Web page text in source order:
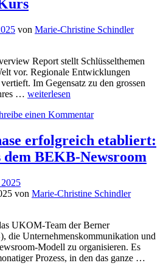
Newsrooms
von Marie-Christine Schindler
Report stellt Schlüsselthemen
vor. Regionale Entwicklungen
Im Gegensatz zu den grossen
… Digital
KI
den
Wandel,
Mobile
Schweiz
Kurs
weiterlesen
einen Kommentar
erfolgreich etabliert:
BEKB-Newsroom
von Marie-Christine Schindler
UKOM-Team der Berner
Unternehmenskommunikation und
Modell zu organisieren. Es
Prozess, in den das ganze …